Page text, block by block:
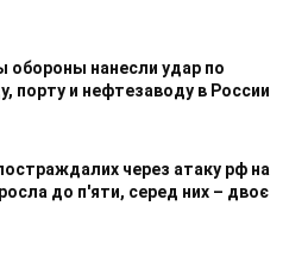
обороны нанесли удар по
порту и нефтезаводу в России
постраждалих через атаку рф на
до п'яти, серед них – двоє